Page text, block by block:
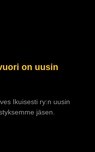
on uusin
Ikuisesti ry:n uusin
jäsen.